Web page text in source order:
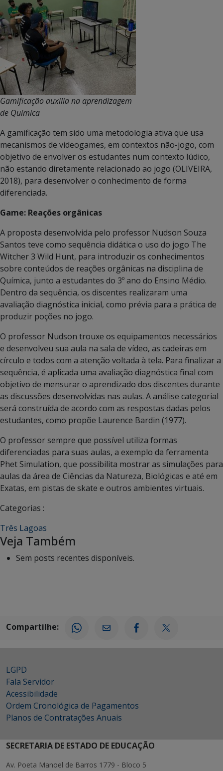
Gamificação auxilia na aprendizagem
de Química
A gamificação tem sido uma metodologia ativa que usa
mecanismos de videogames, em contextos não-jogo, com
objetivo de envolver os estudantes num contexto lúdico,
não estando diretamente relacionado ao jogo (OLIVEIRA,
2018), para desenvolver o conhecimento de forma
diferenciada.
Game: Reações orgânicas
A proposta desenvolvida pelo professor Nudson Souza
Santos teve como sequência didática o uso do jogo The
Witcher 3 Wild Hunt, para introduzir os conhecimentos
sobre conteúdos de reações orgânicas na disciplina de
Química, junto a estudantes do 3º ano do Ensino Médio.
Dentro da sequência, os discentes realizaram uma
avaliação diagnóstica inicial, como prévia para a prática de
produzir poções no jogo.
O professor Nudson trouxe os equipamentos necessários
e desenvolveu sua aula na sala de vídeo, as cadeiras em
círculo e todos com a atenção voltada à tela. Para finalizar a
sequência, é aplicada uma avaliação diagnóstica final com
objetivo de mensurar o aprendizado dos discentes durante
as discussões desenvolvidas nas aulas. A análise categorial
será construída de acordo com as respostas dadas pelos
estudantes, como propõe Laurence Bardin (1977).
O professor sempre que possível utiliza formas
diferenciadas para suas aulas, a exemplo da ferramenta
Phet Simulation, que possibilita mostrar as simulações para
aulas da área de Ciências da Natureza, Biológicas e até em
Exatas, em pistas de skate e outros ambientes virtuais.
Categorias :
Três Lagoas
Veja Também
Sem posts recentes disponíveis.
Compartilhe:
LGPD
Fala Servidor
Acessibilidade
Ordem Cronológica de Pagamentos
Planos de Contratações Anuais
SECRETARIA DE ESTADO DE EDUCAÇÃO
Av. Poeta Manoel de Barros 1779 - Bloco 5